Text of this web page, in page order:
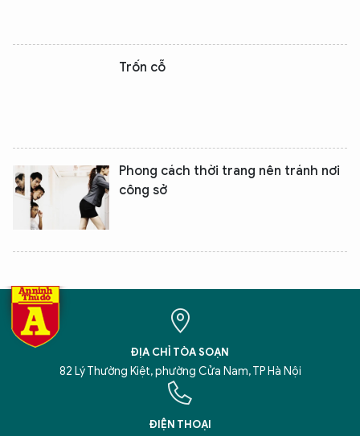
Trốn cỗ
Phong cách thời trang nên tránh nơi
công sở
ĐỊA CHỈ TÒA SOẠN
82 Lý Thường Kiệt, phường Cửa Nam, TP Hà Nội
ĐIỆN THOẠI
XIN CHÀO,
TÔI LÀ CHATBOT CỦA
An Ninh Thủ Đô nhé. Tôi sẵn sàng hỗ trợ!